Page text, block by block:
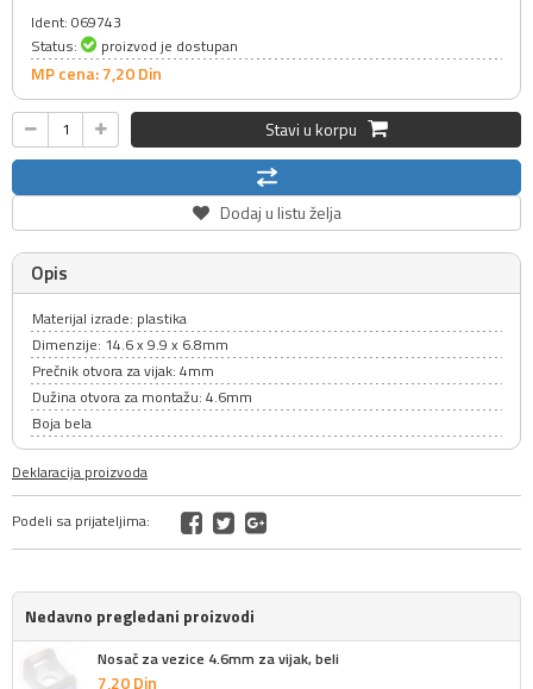
Ident: 069743
Status:
proizvod je dostupan
MP cena: 7,20Din
Stavi u korpu
Dodaj u listu želja
Opis
Materijal izrade: plastika
Dimenzije: 14.6 x 9.9 x 6.8mm
Prečnik otvora za vijak: 4mm
Dužina otvora za montažu: 4.6mm
Boja bela
Deklaracija proizvoda
Podeli sa prijateljima:
Nedavno pregledani proizvodi
Nosač za vezice 4.6mm za vijak, beli
7,20Din